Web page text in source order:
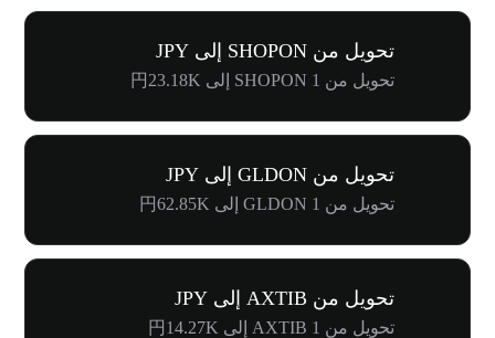
تحويل من SHOPON إلى JPY
تحويل من 1 SHOPON إلى 円23.18K
تحويل من GLDON إلى JPY
تحويل من 1 GLDON إلى 円62.85K
تحويل من AXTIB إلى JPY
تحويل من 1 AXTIB إلى 円14.27K